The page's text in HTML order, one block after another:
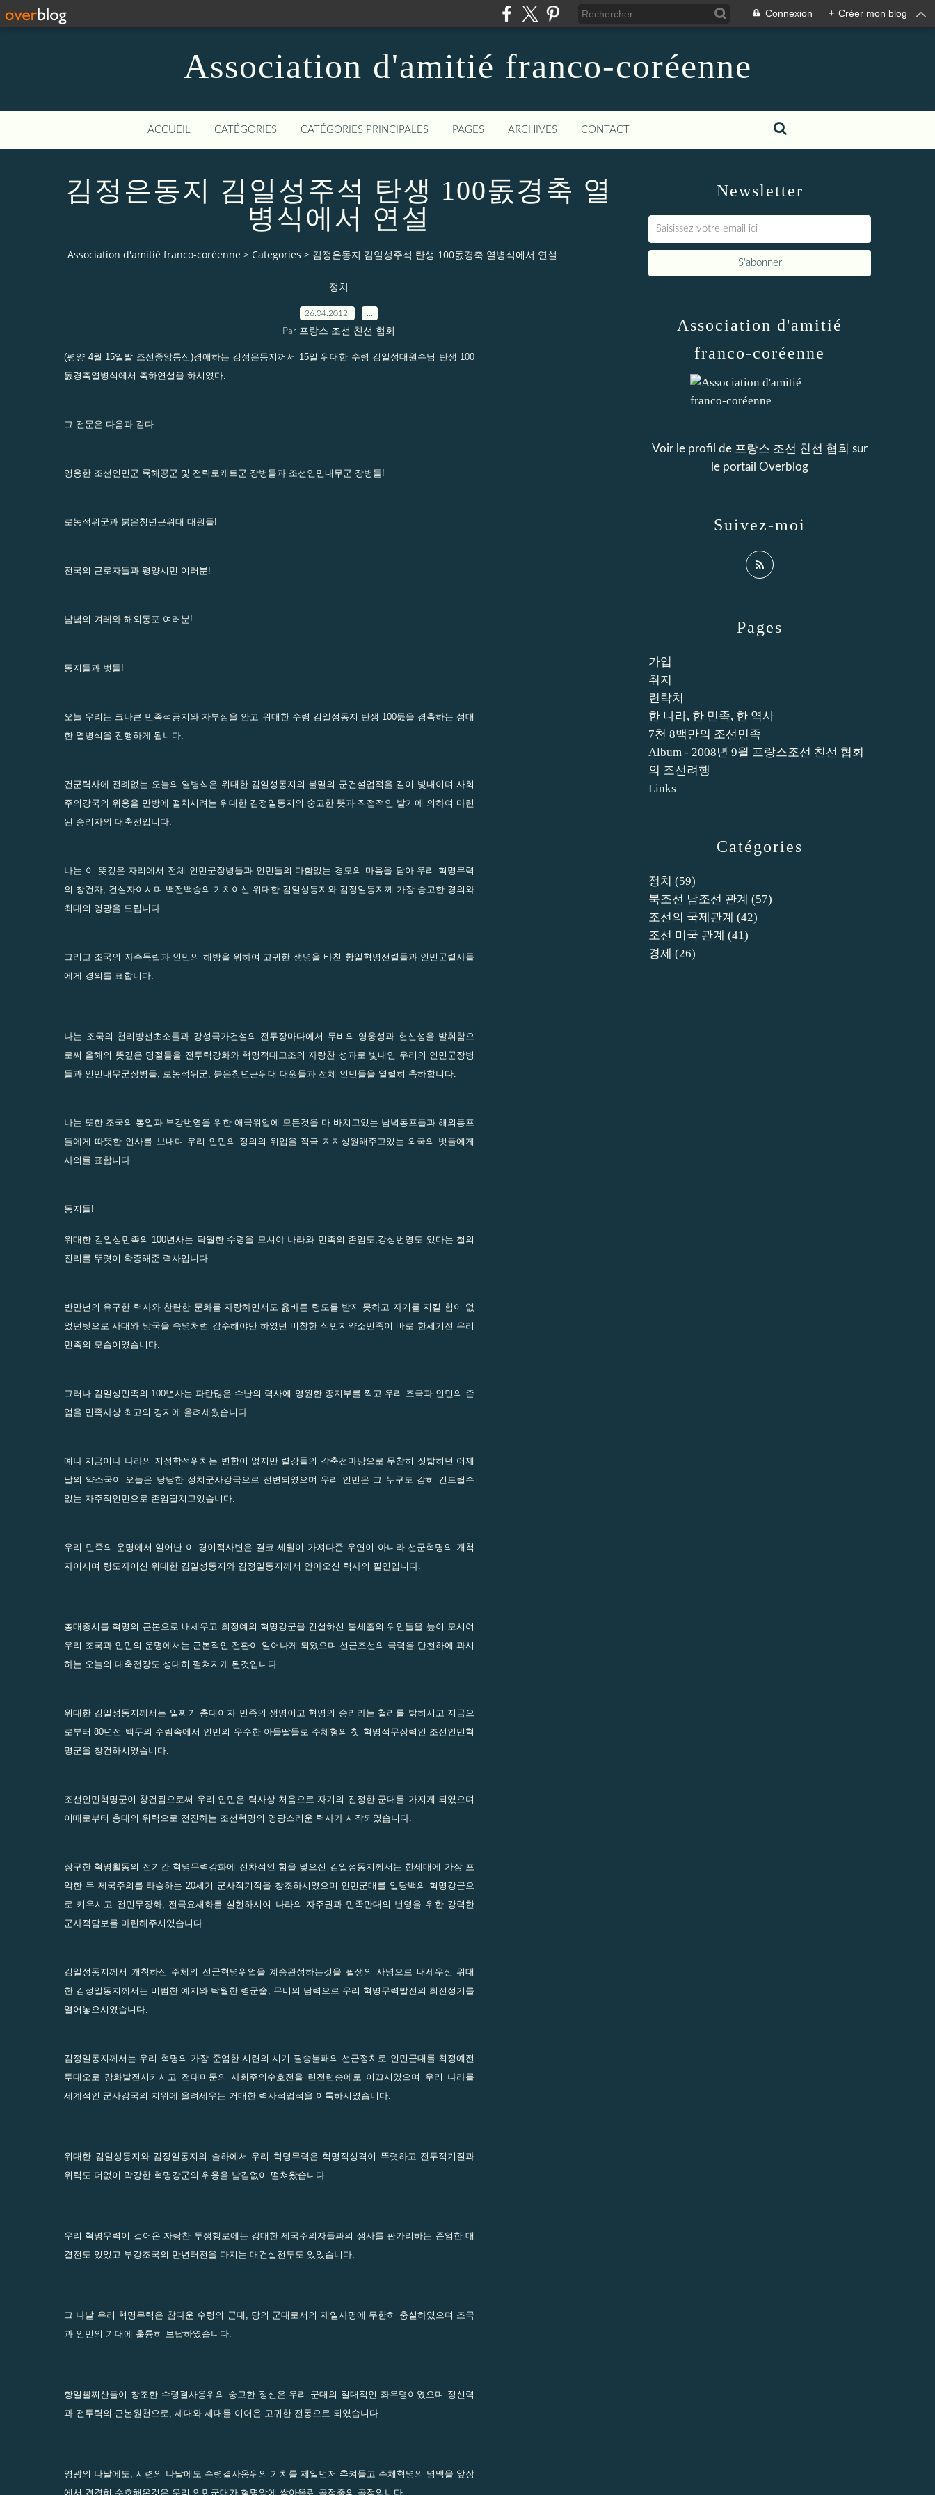
Connexion + Créer mon blog
Association d'amitié franco-coréenne
ACCUEIL CATÉGORIES CATÉGORIES PRINCIPALES PAGES ARCHIVES CONTACT
김정은동지 김일성주석 탄생 100돐경축 열
병식에서 연설
Association d'amitié franco-coréenne > Categories > 김정은동지 김일성주석 탄생 100돐경축 열병식에서 연설
정치
26.04.2012
Par 프랑스 조선 친선 협회
(평양 4월 15일발 조선중앙통신)경애하는 김정은동지꺼서 15일 위대한 수령 김일성대원수님 탄생 100
돐경축열병식에서 축하연설을 하시였다.
그 전문은 다음과 같다.
영용한 조선인민군 륙해공군 및 전략로케트군 장병들과 조선인민내무군 장병들!
로농적위군과 붉은청년근위대 대원들!
전국의 근로자들과 평양시민 여러분!
남녘의 겨레와 해외동포 여러분!
동지들과 벗들!
오늘 우리는 크나큰 민족적긍지와 자부심을 안고 위대한 수령 김일성동지 탄생 100돐을 경축하는 성대
한 열병식을 진행하게 됩니다.
건군력사에 전례없는 오늘의 열병식은 위대한 김일성동지의 불멸의 군건설업적을 길이 빛내이며 사회
주의강국의 위용을 만방에 떨치시려는 위대한 김정일동지의 숭고한 뜻과 직접적인 발기에 의하여 마련
된 승리자의 대축전입니다.
나는 이 뜻깊은 자리에서 전체 인민군장병들과 인민들의 다함없는 경모의 마음을 담아 우리 혁명무력
의 창건자, 건설자이시며 백전백승의 기치이신 위대한 김일성동지와 김정일동지께 가장 숭고한 경의와
최대의 영광을 드립니다.
그리고 조국의 자주독립과 인민의 해방을 위하여 고귀한 생명을 바친 항일혁명선렬들과 인민군렬사들
에게 경의를 표합니다.
나는 조국의 천리방선초소들과 강성국가건설의 전투장마다에서 무비의 영웅성과 헌신성을 발휘함으
로써 올해의 뜻깊은 명절들을 전투력강화와 혁명적대고조의 자랑찬 성과로 빛내인 우리의 인민군장병
들과 인민내무군장병들, 로농적위군, 붉은청년근위대 대원들과 전체 인민들을 열렬히 축하합니다.
나는 또한 조국의 통일과 부강번영을 위한 애국위업에 모든것을 다 바치고있는 남녘동포들과 해외동포
들에게 따뜻한 인사를 보내며 우리 인민의 정의의 위업을 적극 지지성원해주고있는 외국의 벗들에게
사의를 표합니다.
동지들!
위대한 김일성민족의 100년사는 탁월한 수령을 모셔야 나라와 민족의 존엄도,강성번영도 있다는 철의
진리를 뚜렷이 확증해준 력사입니다.
반만년의 유구한 력사와 찬란한 문화를 자랑하면서도 옳바른 령도를 받지 못하고 자기를 지킬 힘이 없
었던탓으로 사대와 망국을 숙명처럼 감수해야만 하였던 비참한 식민지약소민족이 바로 한세기전 우리
민족의 모습이였습니다.
그러나 김일성민족의 100년사는 파란많은 수난의 력사에 영원한 종지부를 찍고 우리 조국과 인민의 존
엄을 민족사상 최고의 경지에 올려세웠습니다.
예나 지금이나 나라의 지정학적위치는 변함이 없지만 렬강들의 각축전마당으로 무참히 짓밟히던 어제
날의 약소국이 오늘은 당당한 정치군사강국으로 전변되였으며 우리 인민은 그 누구도 감히 건드릴수
없는 자주적인민으로 존엄떨치고있습니다.
우리 민족의 운명에서 일어난 이 경이적사변은 결코 세월이 가져다준 우연이 아니라 선군혁명의 개척
자이시며 령도자이신 위대한 김일성동지와 김정일동지께서 안아오신 력사의 필연입니다.
총대중시를 혁명의 근본으로 내세우고 최정예의 혁명강군을 건설하신 불세출의 위인들을 높이 모시여
우리 조국과 인민의 운명에서는 근본적인 전환이 일어나게 되였으며 선군조선의 국력을 만천하에 과시
하는 오늘의 대축전장도 성대히 펼쳐지게 된것입니다.
위대한 김일성동지께서는 일찌기 총대이자 민족의 생명이고 혁명의 승리라는 철리를 밝히시고 지금으
로부터 80년전 백두의 수림속에서 인민의 우수한 아들딸들로 주체형의 첫 혁명적무장력인 조선인민혁
명군을 창건하시였습니다.
조선인민혁명군이 창건됨으로써 우리 인민은 력사상 처음으로 자기의 진정한 군대를 가지게 되였으며
이때로부터 총대의 위력으로 전진하는 조선혁명의 영광스러운 력사가 시작되였습니다.
장구한 혁명활동의 전기간 혁명무력강화에 선차적인 힘을 넣으신 김일성동지께서는 한세대에 가장 포
악한 두 제국주의를 타승하는 20세기 군사적기적을 창조하시였으며 인민군대를 일당백의 혁명강군으
로 키우시고 전민무장화, 전국요새화를 실현하시여 나라의 자주권과 민족만대의 번영을 위한 강력한
군사적담보를 마련해주시였습니다.
김일성동지께서 개척하신 주체의 선군혁명위업을 계승완성하는것을 필생의 사명으로 내세우신 위대
한 김정일동지께서는 비범한 예지와 탁월한 령군술, 무비의 담력으로 우리 혁명무력발전의 최전성기를
열어놓으시였습니다.
김정일동지께서는 우리 혁명의 가장 준엄한 시련의 시기 필승불패의 선군정치로 인민군대를 최정예전
투대오로 강화발전시키시고 전대미문의 사회주의수호전을 련전련승에로 이끄시였으며 우리 나라를
세계적인 군사강국의 지위에 올려세우는 거대한 력사적업적을 이룩하시였습니다.
위대한 김일성동지와 김정일동지의 슬하에서 우리 혁명무력은 혁명적성격이 뚜렷하고 전투적기질과
위력도 더없이 막강한 혁명강군의 위용을 남김없이 떨쳐왔습니다.
우리 혁명무력이 걸어온 자랑찬 투쟁행로에는 강대한 제국주의자들과의 생사를 판가리하는 준엄한 대
결전도 있었고 부강조국의 만년터전을 다지는 대건설전투도 있었습니다.
그 나날 우리 혁명무력은 참다운 수령의 군대, 당의 군대로서의 제일사명에 무한히 충실하였으며 조국
과 인민의 기대에 훌륭히 보답하였습니다.
항일빨찌산들이 창조한 수령결사옹위의 숭고한 정신은 우리 군대의 절대적인 좌우명이였으며 정신력
과 전투력의 근본원천으로, 세대와 세대를 이어온 고귀한 전통으로 되였습니다.
영광의 나날에도, 시련의 나날에도 수령결사옹위의 기치를 제일먼저 추켜들고 주체혁명의 명맥을 앞장
에서 견결히 수호해온것은 우리 인민군대가 혁명앞에 쌓아올린 공적중의 공적입니다.
Newsletter
Catégories
정치 (59)
북조선 남조선 관계 (57)
조선의 국제관계 (42)
조선 미국 관계 (41)
경제 (26)
Pages
가입
취지
련락처
한 나라, 한 민족, 한 역사
7천 8백만의 조선민족
Album - 2008년 9월 프랑스조선 친선 협회
의 조선려행
Links
Association d'amitié
franco-coréenne
Voir le profil de 프랑스 조선 친선 협회 sur
le portail Overblog
Suivez-moi